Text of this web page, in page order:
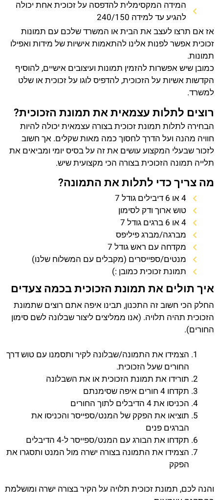
המידה המקסימלית להדפסה על זכוכית אחת יכולה
להגיע עד למידה 240/150
אז אם תרצו לעצב את הבית או המשרד שלכם עם תמונות
זכוכית אפשר לפנות אלינו להתאמות אישיות של מידות ואפילו
תמונות.
כמובן שיש אפשרות להזמין תמונות ועיצובים אישיים, להוסיף
הקדשות אשיות על הזכוכית, להדפיס לוגו על זכוכית או שלט
למשרד.
רוצים לתלות עצמאית את תמונת הזכוכית?
הבחירה לתלות תמונת זכוכית בצורה עצמאית יכולה להיות
חוויה מהנה ועל הדרך לחסוך כמה מאות שקלים. אך חשוב
לזכור שבעלי המקצוע עושים את זה על בסיס יומי ומביאים את
תלייה תמונה הזכוכית בצורה הכי מקצועית שיש.
מה צריך כדי לתלות את התמונה?
4 או 6 דיבילים גודל 7
טוש ארוך ודק לסימון
4 או 6 ברגים גודל 7
מברגה/מברג פיליפס
מקדחה עם ראש גודל 7
מנטים/ספייסרים (מקבלים עם המשלוח שלנו)
תמונת זכוכית כמובן :)
איך תולים את תמונת הזכוכית בכמה צעדים
החלק הכי חשוב זה התכנון, תבינו איפה אתם רוצים שתמונת
הזכוכית תהיה תלויה. (אנו ממליצים ליצור שבלונה לשם סימון
החורים).
הצמידו את התמונה/שבלונה לקיר ותסמנו עם טוש דרך
החורים שעל הזכוכית.
תורידו את תמונת הזכוכית או את השבלונה
תקדחו 4 חורים איפה שסימנתם
הכניסו את 4 הדיבלים לתוך החורים
תוציאו את הפקק של המנט/ספייסר והכניסו את
הברגים פנים
תקדחו את הבורג עם המנט/ספייסר ל-4 הדיבלים
הצמידו את התמונה בצורה ישרה מול המנט ותסגרו את
הפקק
והנה לכם, תמונת זכוכית תלויה על הקיר בצורה ישרה ומושלמת